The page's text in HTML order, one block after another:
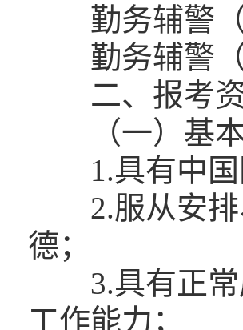
勤务辅警（
勤务辅警（
二、报考资
（一）基本
1.具有中国
2.服从安排
德；
3.具有正常
工作能力；